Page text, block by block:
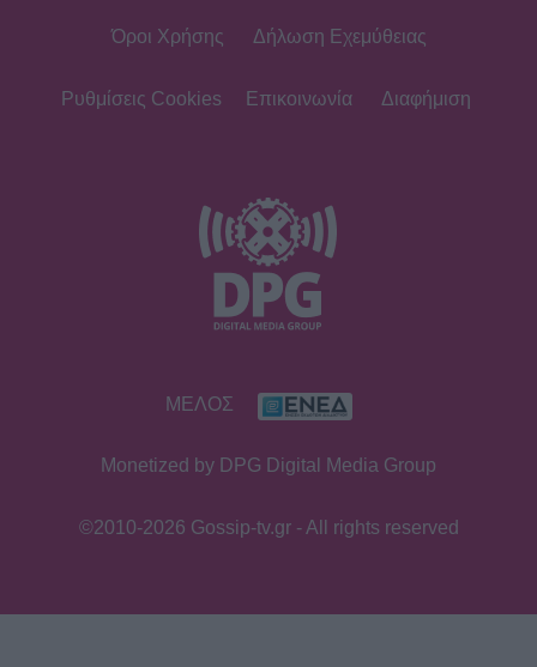
Όροι Χρήσης Δήλωση Εχεμύθειας
Ρυθμίσεις Cookies Επικοινωνία Διαφήμιση
ΜΕΛΟΣ
Monetized by DPG Digital Media Group
©2010-2026 Gossip-tv.gr - All rights reserved